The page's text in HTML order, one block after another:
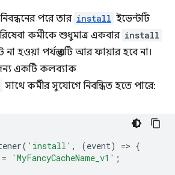
পরে তার install ইভেন্টটি
কর্মীকে শুধুমাত্র একবার install
হওয়া পর্যন্ত এটি আর ফায়ার হবে না।
একটি কলব্যাক
সাথে কর্মীর সুযোগে নিবন্ধিত হতে পারে:
( 'install' , (event) => {
= 'MyFancyCacheName_v1' ;